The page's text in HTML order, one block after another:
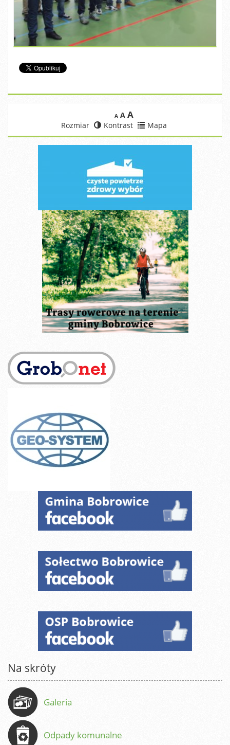
A A A
Rozmiar Kontrast Mapa
Na skróty
Galeria
Odpady komunalne